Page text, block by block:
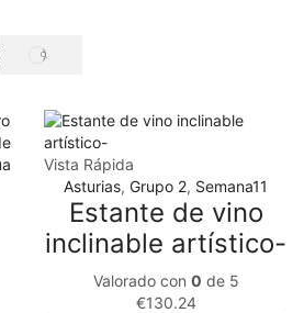
Vista Rápida
Asturias, Grupo 2, Semana11
Estante de vino
inclinable artístico-
Valorado con 0 de 5
€130.24